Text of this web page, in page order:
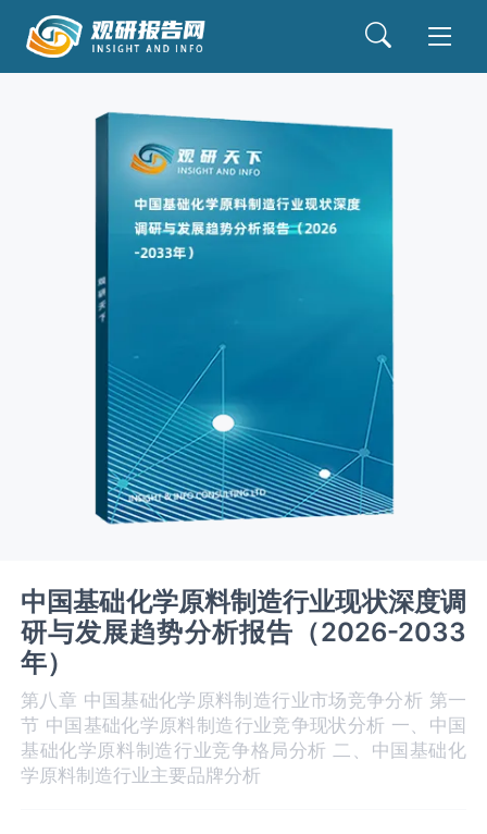
中国基础化学原料制造行业现状深度调
研与发展趋势分析报告（2026-2033
年）
第八章 中国基础化学原料制造‌‌‌行业市场竞争分析 第一
节 中国基础化学原料制造‌‌‌行业竞争现状分析 一、中国
基础化学原料制造‌‌‌行业竞争格局分析 二、中国基础化
学原料制造行业主要品牌分析